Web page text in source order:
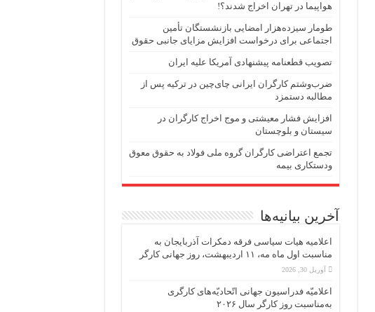
هواپیما در تهران اخراج شدند؟!
طومار سیزده‌هزار امضایی بازنشستگان تأمین
اجتماعی برای درخواست افزایش مزایای جانبی حقوق
تصویب قطعنامه پیشنهادی آمریکا علیه ایران
ضرب‌وشتم کارگران ایرانی چای‌چین در ترکیه پس از
مطالبه دستمزد
افزایش فشار معیشتی و موج اخراج کارگران در
سیستان و بلوچستان
تجمع اعتراضی کارگران گروه ملی فولاد به حقوق معوق
ودستکاری بیمه
آخرین بیانیه‌ها
اعلامیه هیات سیاسی فرقه دمکرات آذربایجان به
مناسبت اول ماه مه، ۱۱ اردیبهشت، روز جهانی کارگر
آوریل 30, 2026
اعلامیّه فدراسیون جهانی اتّحادیّه‌های کارگری
به‌مناسبت روز کارگر سال ۲۰۲۶